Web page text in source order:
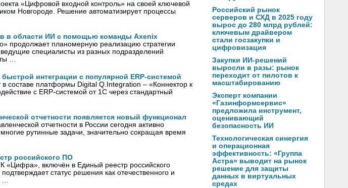
«Цифровой входной контроль» на своей ключевой
Новгороде. Решение автоматизирует процессы
в области ИИ с помощью команды Axenix
продолжает планомерную реализацию стратегии
специалисты из разных подразделений
…
интеграции с популярной ERP-системой
составе платформы Digital Q.Integration – «Коннектор к
с ERP-системой от 1С через стандартный
отчетности появляется новый функционал
отчетности в России сегодня активно
рутинные задачи, значительно сокращая время
российского ПО
включён в Единый реестр российского
статус решения как отечественного и
Российский рынок
серверов и СХД в 2025 году
вырос до 280 млрд рублей:
ключевым драйвером
стали госзакупки и
цифровизация
Закупки ИИ-решений
выросли в разы: рынок
переходит от пилотов к
масштабированию
Эксперт компании
«Газинформсервис»
предложила инструмент,
оценивающий
безопасность ИИ
Технологическая синергия
и операционная
эффективность: «Группа
Астра» выводит на рынок
решение для защиты
данных в виртуальных
средах